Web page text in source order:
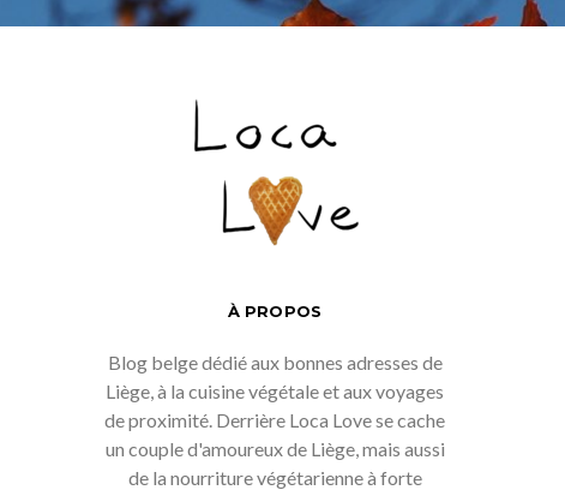
À PROPOS
Blog belge dédié aux bonnes adresses de
Liège, à la cuisine végétale et aux voyages
de proximité. Derrière Loca Love se cache
un couple d'amoureux de Liège, mais aussi
de la nourriture végétarienne à forte